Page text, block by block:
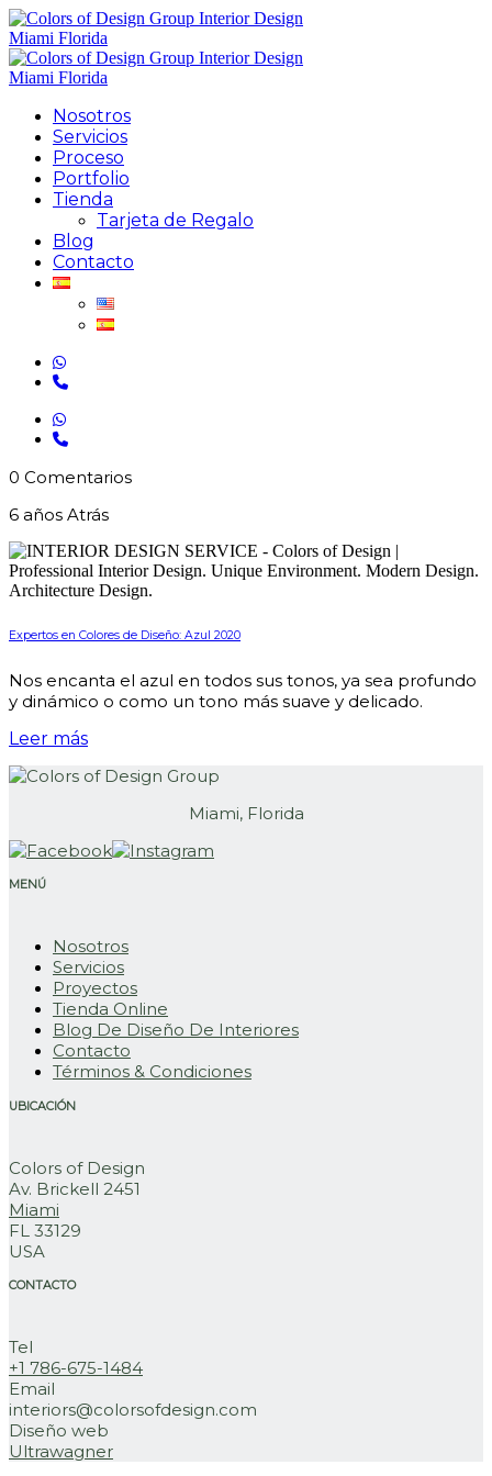
Nosotros
Servicios
Proceso
Portfolio
Tienda
Tarjeta de Regalo
Blog
Contacto
0 Comentarios
6 años Atrás
Expertos en Colores de Diseño: Azul 2020
Nos encanta el azul en todos sus tonos, ya sea profundo
y dinámico o como un tono más suave y delicado.
Leer más
Miami, Florida
MENÚ
Nosotros
Servicios
Proyectos
Tienda Online
Blog De Diseño De Interiores
Contacto
Términos & Condiciones
UBICACIÓN
Colors of Design
Av. Brickell 2451
Miami
FL 33129
USA
CONTACTO
Tel
+1 786-675-1484
Email
interiors@colorsofdesign.com
Diseño web
Ultrawagner